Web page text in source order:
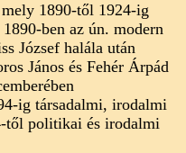
1890-től 1924-ig
ben az ún. modern
József halála után
János és Fehér Árpád
ig társadalmi, irodalmi
től politikai és irodalmi